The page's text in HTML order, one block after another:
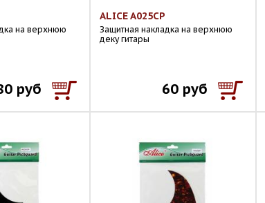
на верхнюю
руб
ALICE A025CP
Защитная накладка на верхнюю
деку гитары
60 руб